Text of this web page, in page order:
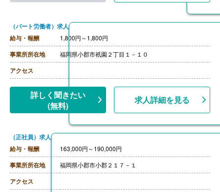
・処遇改善手当 41円
【昇給】なし
【退職金】なし
（パート労働者）求人
給与・報酬
1,800円～1,800円
事業所所在地 福岡県小郡市祇園２丁目１－１０
アクセス
詳しく聞きたい
(無料)
求人詳細を見る
（正社員）求人
給与・報酬
163,000円～190,000円
事業所所在地 福岡県小郡市小郡２１７－１
アクセス